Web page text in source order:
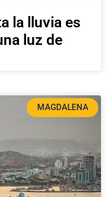
la lluvia es
luz de
MAGDALENA